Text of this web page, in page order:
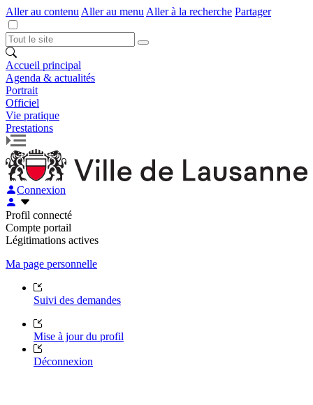
Aller au contenu Aller au menu Aller à la recherche Partager
Accueil principal
Agenda & actualités
Portrait
Officiel
Vie pratique
Prestations
Connexion
Profil connecté
Compte portail
Légitimations actives
Ma page personnelle
Suivi des demandes
Mise à jour du profil
Déconnexion